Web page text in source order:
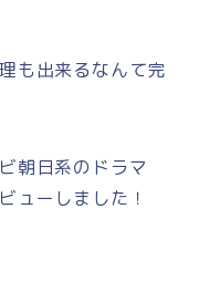
も出来るなんて完
朝日系のドラマ
ューしました！